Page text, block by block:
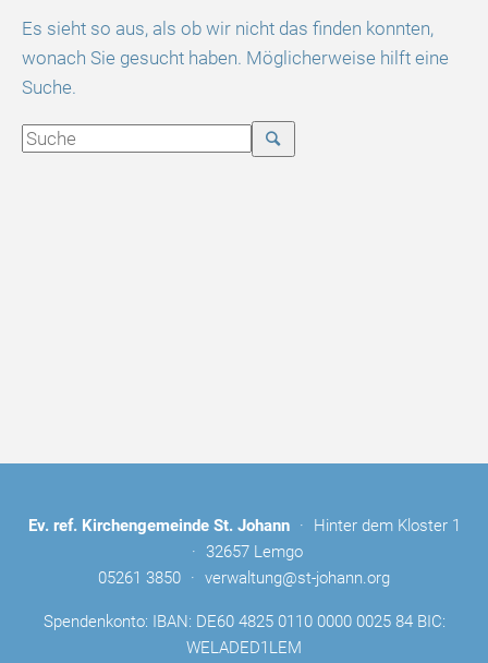
Es sieht so aus, als ob wir nicht das finden konnten,
wonach Sie gesucht haben. Möglicherweise hilft eine
Suche.
Ev. ref. Kirchengemeinde St. Johann ·
Hinter dem Kloster 1
· 32657 Lemgo
05261 3850 · verwaltung@st-johann.org
Spendenkonto: IBAN: DE60 4825 0110 0000 0025 84 BIC:
WELADED1LEM